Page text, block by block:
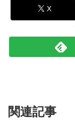
X
関連記事